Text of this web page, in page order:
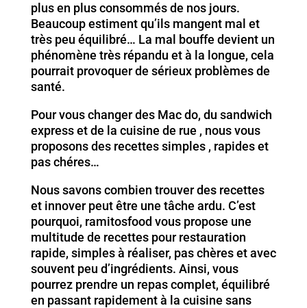
plus en plus consommés de nos jours.
Beaucoup estiment qu’ils mangent mal et
très peu équilibré… La mal bouffe devient un
phénomène très répandu et à la longue, cela
pourrait provoquer de sérieux problèmes de
santé.
Pour vous changer des Mac do, du sandwich
express et de la cuisine de rue , nous vous
proposons des recettes simples , rapides et
pas chéres…
Nous savons combien trouver des recettes
et innover peut être une tâche ardu. C’est
pourquoi, ramitosfood vous propose une
multitude de recettes pour restauration
rapide, simples à réaliser, pas chères et avec
souvent peu d’ingrédients. Ainsi, vous
pourrez prendre un repas complet, équilibré
en passant rapidement à la cuisine sans